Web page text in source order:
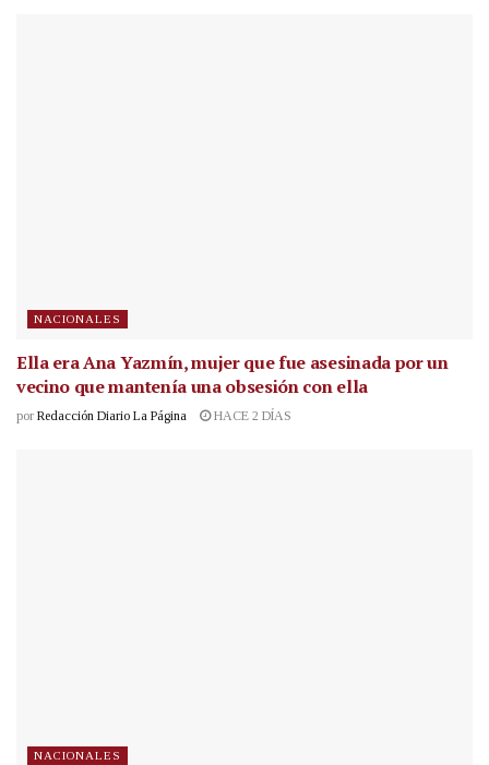
NACIONALES
Ella era Ana Yazmín, mujer que fue asesinada por un
vecino que mantenía una obsesión con ella
por Redacción Diario La Página HACE 2 DÍAS
NACIONALES